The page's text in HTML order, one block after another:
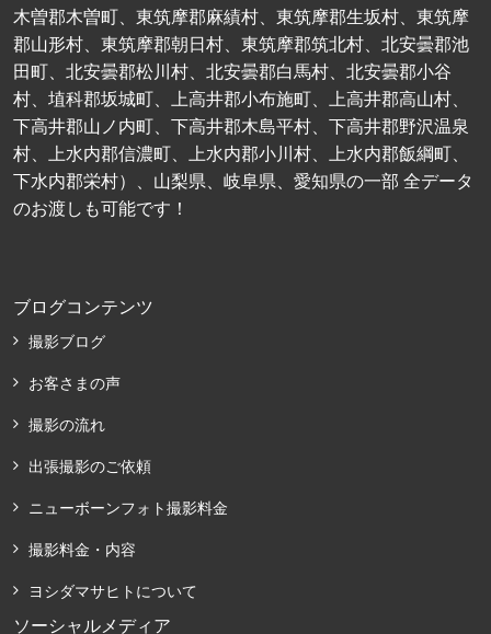
木曽郡木曽町、東筑摩郡麻績村、東筑摩郡生坂村、東筑摩
郡山形村、東筑摩郡朝日村、東筑摩郡筑北村、北安曇郡池
田町、北安曇郡松川村、北安曇郡白馬村、北安曇郡小谷
村、埴科郡坂城町、上高井郡小布施町、上高井郡高山村、
下高井郡山ノ内町、下高井郡木島平村、下高井郡野沢温泉
村、上水内郡信濃町、上水内郡小川村、上水内郡飯綱町、
下水内郡栄村）、山梨県、岐阜県、愛知県の一部 全データ
のお渡しも可能です！
ブログコンテンツ
撮影ブログ
お客さまの声
撮影の流れ
出張撮影のご依頼
ニューボーンフォト撮影料金
撮影料金・内容
ヨシダマサヒトについて
ソーシャルメディア